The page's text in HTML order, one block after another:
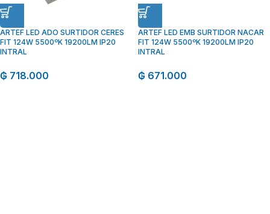
ARTEF LED ADO SURTIDOR CERES
FIT 124W 5500ºK 19200LM IP20
INTRAL
₲ 718.000
ARTEF LED EMB SURTIDOR NACAR
FIT 124W 5500ºK 19200LM IP20
INTRAL
₲ 671.000